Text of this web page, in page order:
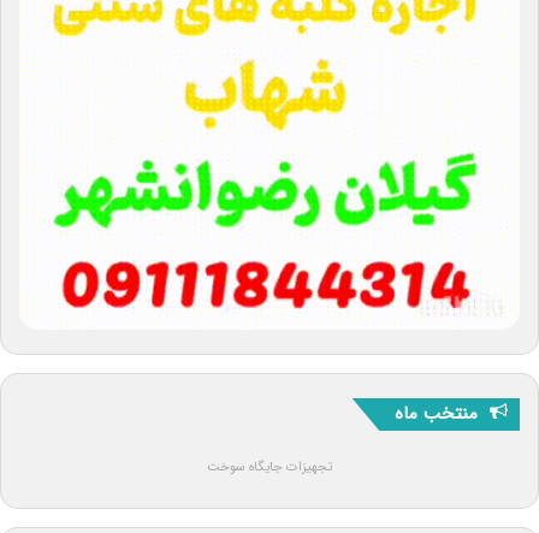
منتخب ماه
تجهیزات جایگاه سوخت